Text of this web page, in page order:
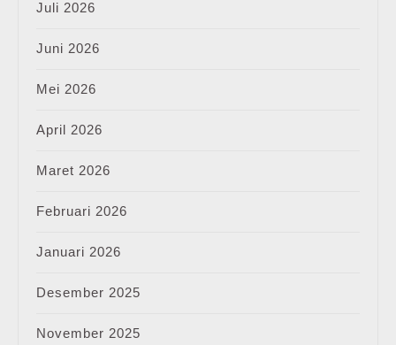
Juli 2026
Juni 2026
Mei 2026
April 2026
Maret 2026
Februari 2026
Januari 2026
Desember 2025
November 2025